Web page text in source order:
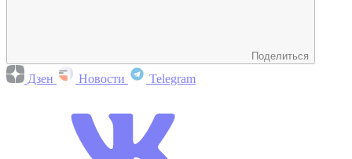
Поделиться
Дзен Новости Telegram